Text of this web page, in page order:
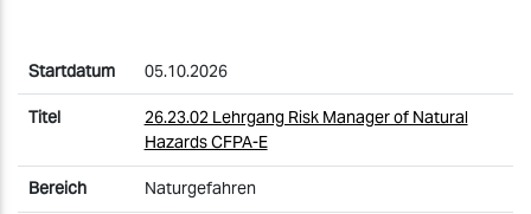
05.10.2026
26.23.02 Lehrgang Risk Manager of Natural
Hazards CFPA-E
Naturgefahren